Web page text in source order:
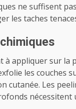
ne suffisent
les taches
à appliquer sur la
les couches
cutanée. Les
nécessitent